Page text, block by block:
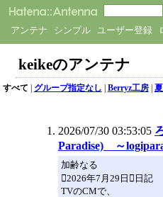
アンテナ シンプル ユーザー登録
keikeのアンテナ
すべて | グループ指定なし | Berryz工房|
2026/07/30 03:53:05
Paradise) ～
加齢なる
2026年7月29日日記
TVのCMで、